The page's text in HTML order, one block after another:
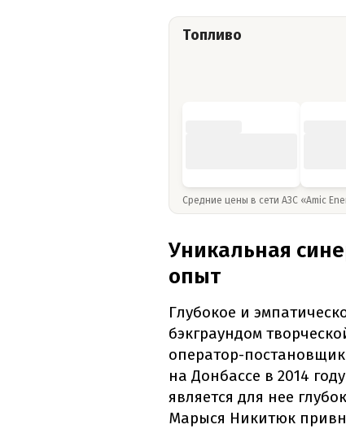
Топливо
Средние цены в сети АЗС «Amic
Уникальная
опыт
Глубокое и
бэкграундом
оператор-
на Донбассе в 2014
является для нее
Марыся Никитюк